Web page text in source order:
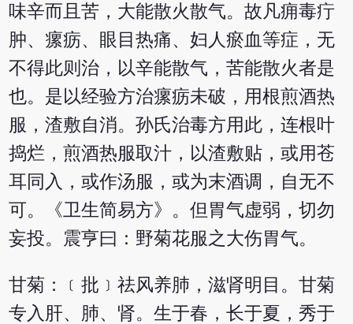
味辛而且苦，大能散火散气。故凡痈毒疔
肿、瘰疬、眼目热痛、妇人瘀血等症，无
不得此则治，以辛能散气，苦能散火者是
也。是以经验方治瘰疬未破，用根煎酒热
服，渣敷自消。孙氏治毒方用此，连根叶
捣烂，煎酒热服取汁，以渣敷贴，或用苍
耳同入，或作汤服，或为末酒调，自无不
可。《卫生简易方》。但胃气虚弱，切勿
妄投。震亨曰：野菊花服之大伤胃气。
甘菊：﹝批﹞祛风养肺，滋肾明目。甘菊
专入肝、肺、肾。生于春，长于夏，秀于